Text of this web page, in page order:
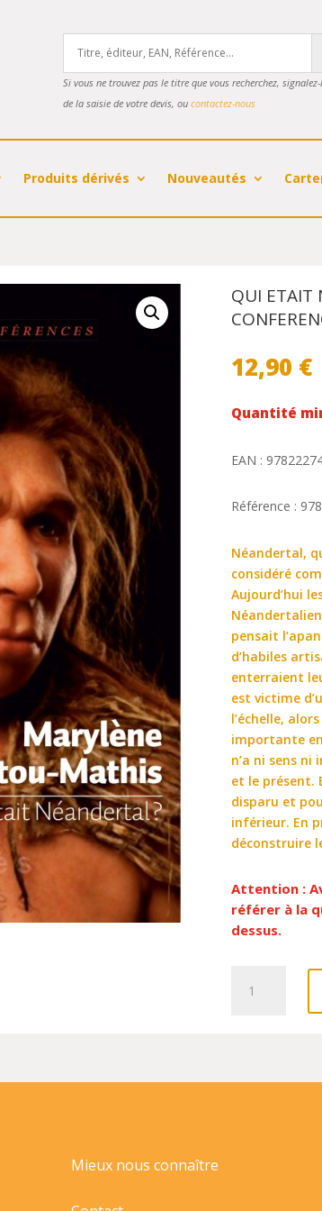
Si vous ne trouvez pas le titre que vous recherchez,
de la saisie de votre devis, ou contactez-nous
Produits dérivés Nouveautés
QUI ETAIT
12,90 €
Quantité
EAN :
Référence :
Néandertal,
considéré
Aujourd’hui
pensait
d’habiles
enterraient
est victime
l’échelle,
importante
n’a ni sens
et le présent.
disparu et
inférieur. En
déconstruire
Attention :
référer à la
dessus.
?//LES
Mieux nous connaître